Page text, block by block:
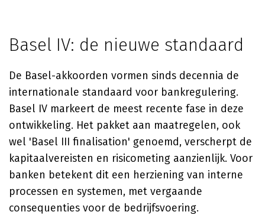
Basel IV: de nieuwe standaard
De Basel-akkoorden vormen sinds decennia de
internationale standaard voor bankregulering.
Basel IV markeert de meest recente fase in deze
ontwikkeling. Het pakket aan maatregelen, ook
wel 'Basel III finalisation' genoemd, verscherpt de
kapitaalvereisten en risicometing aanzienlijk. Voor
banken betekent dit een herziening van interne
processen en systemen, met vergaande
consequenties voor de bedrijfsvoering.